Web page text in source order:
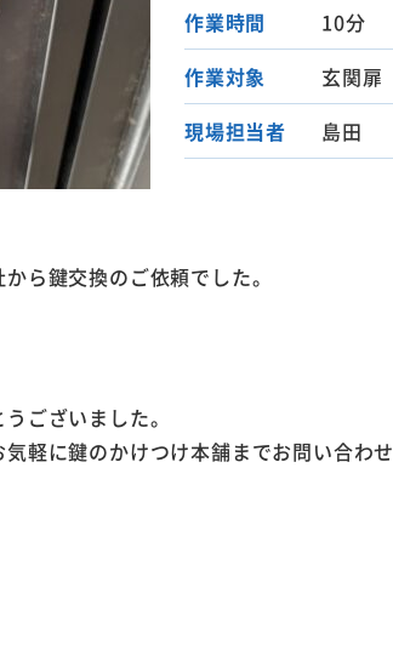
作業時間
10分
作業対象
玄関扉
現場担当者
島田
ら鍵交換のご依頼でした。
ございました。
軽に鍵のかけつけ本舗までお問い合わせ